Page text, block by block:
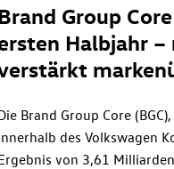
Group
Halbjahr
Brand Group Core
des Volkswagen
von 3,61